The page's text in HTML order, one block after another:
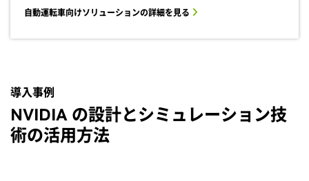
自動運転車向けソリューションの詳細を見る
導入事例
NVIDIA の設計とシミュレーション技
術の活用方法